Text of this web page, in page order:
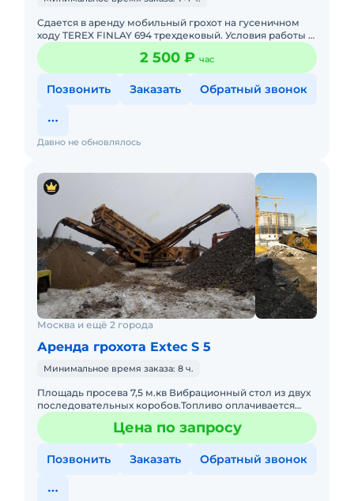
Сдается в аренду мобильный грохот на гусеничном
ходу TEREX FINLAY 694 трехдековый. Условия работы и
транспортировки по телефону.
2 500 ₽ час
Позвонить Заказать Обратный звонок
Давно не обновлялось
Москва и ещё 2 города
Аренда грохота Extec S 5
Минимальное время заказа: 8 ч.
Площадь просева 7,5 м.кв Вибрационный стол из двух
последовательных коробов.Топливо оплачивается
отдельно. Техника с малой наработкой. С оператором.
Пакет отчет
Цена по запросу
Позвонить Заказать Обратный звонок